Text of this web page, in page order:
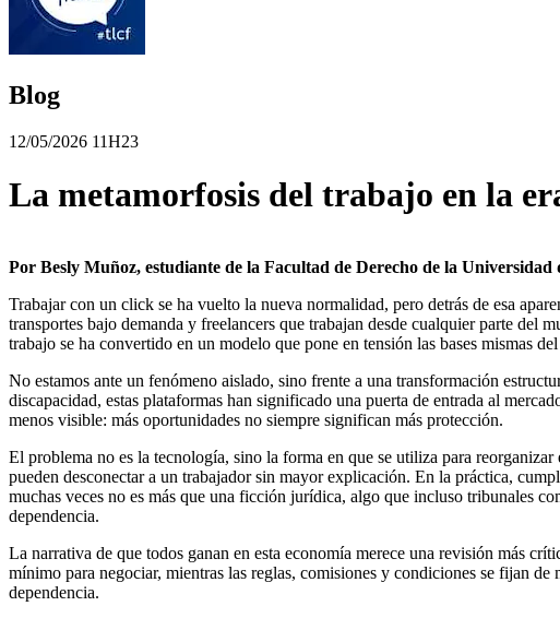
Blog
12/05/2026 11H23
La metamorfosis del trabajo en la
Por Besly Muñoz, estudiante de la Facultad de Derecho de la Universidad
Trabajar con un click se ha vuelto la nueva normalidad, pero detrás de esa
transportes bajo demanda y freelancers que trabajan desde cualquier parte del
trabajo se ha convertido en un modelo que pone en tensión las bases mismas
No estamos ante un fenómeno aislado, sino frente a una transformación
discapacidad, estas plataformas han significado una puerta de entrada al
menos visible: más oportunidades no siempre significan más protección.
El problema no es la tecnología, sino la forma en que se utiliza para
pueden desconectar a un trabajador sin mayor explicación. En la práctica,
muchas veces no es más que una ficción jurídica, algo que incluso tribunales
dependencia.
La narrativa de que todos ganan en esta economía merece una revisión más
mínimo para negociar, mientras las reglas, comisiones y condiciones se fijan
dependencia.